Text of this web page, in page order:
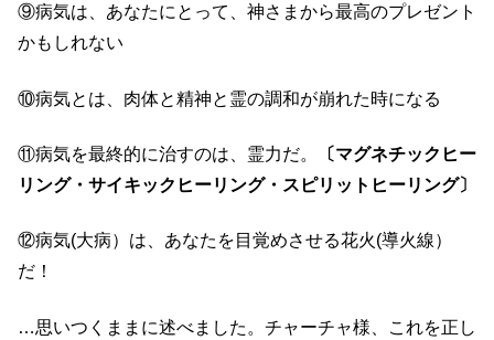
⑨病気は、あなたにとって、神さまから最高のプレゼント
かもしれない
⑩病気とは、肉体と精神と霊の調和が崩れた時になる
⑪病気を最終的に治すのは、霊力だ。
〔マグネチックヒー
リング・サイキックヒーリング・スピリットヒーリング〕
⑫病気(大病）は、あなたを目覚めさせる花火(導火線）
だ！
…思いつくままに述べました。チャーチャ様、これを正し